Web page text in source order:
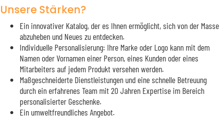
Unsere Stärken?
Ein innovativer Katalog, der es Ihnen ermöglicht, sich von der Masse
abzuheben und Neues zu entdecken.
Individuelle Personalisierung: Ihre Marke oder Logo kann mit dem
Namen oder Vornamen einer Person, eines Kunden oder eines
Mitarbeiters auf jedem Produkt versehen werden.
Maßgeschneiderte Dienstleistungen und eine schnelle Betreuung
durch ein erfahrenes Team mit 20 Jahren Expertise im Bereich
personalisierter Geschenke.
Ein umweltfreundliches Angebot.